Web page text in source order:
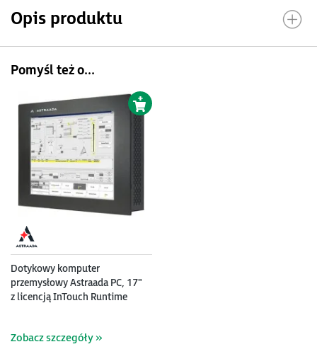
Opis produktu
Pomyśl też o...
Dotykowy komputer
przemysłowy Astraada PC, 17"
z licencją InTouch Runtime
RAM, HDD 320 GB, ekran
Zobacz szczegóły »